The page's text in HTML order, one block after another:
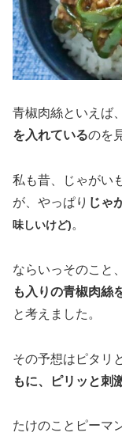
青椒肉絲といえば
を入れているのを
私も昔、じゃがい
が、やっぱり じゃ
味しいけど)。
ならいっそのこと、
も入りの青椒肉絲
と考えました。
その予想はピタリ
もに、ピリッと刺
たけのことピーマ